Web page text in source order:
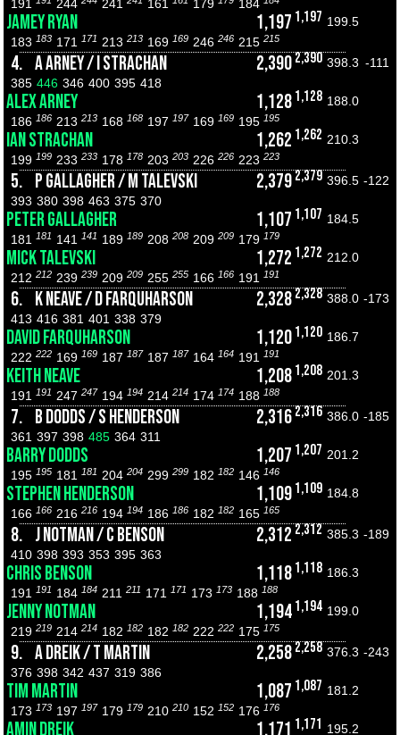
191
244 241 161 179 184
JAMEY RYAN 1,197 1,197 199.5
183 183 171 171 213 213 169 169 246 246 215 215
4. A ARNEY / I STRACHAN 2,3902,390 398.3 -111
385 446 346 400 395 418
ALEX ARNEY 1,128 1,128 188.0
186 186 213 213 168 168 197 197 169 169 195 195
IAN STRACHAN 1,262 1,262 210.3
199 199 233 233 178 178 203 203 226 226 223 223
5. P GALLAGHER / M TALEVSKI 2,3792,379 396.5 -122
393 380 398 463 375 370
PETER GALLAGHER 1,107 1,107 184.5
181
181 141 141 189 189 208 208 209 209 179 179
MICK TALEVSKI 1,272 1,272 212.0
212 212 239 239 209 209 255 255 166 166 191 191
6. K NEAVE / D FARQUHARSON 2,3282,328 388.0 -173
413 416 381 401 338 379
DAVID FARQUHARSON 1,120 1,120 186.7
222 222 169 169 187 187 187 187 164 164 191 191
KEITH NEAVE 1,208 1,208 201.3
191
191 247 247 194 194 214 214 174 174 188 188
7. B DODDS / S HENDERSON 2,3162,316 386.0 -185
361 397 398 485 364 311
BARRY DODDS 1,207 1,207 201.2
195 195 181 181 204 204 299 299 182 182 146 146
STEPHEN HENDERSON 1,109 1,109 184.8
166 166 216 216 194 194 186 186 182 182 165 165
8. J NOTMAN / C BENSON 2,312 2,312 385.3 -189
410 398 393 353 395 363
CHRIS BENSON 1,118 1,118 186.3
191
191 184 184 211 211 171 171 173 173 188 188
JENNY NOTMAN 1,194 1,194 199.0
219 219 214 214 182 182 182 182 222 222 175 175
9. A DREIK / T MARTIN 2,2582,258 376.3 -243
376 398 342 437 319 386
TIM MARTIN 1,087 1,087 181.2
173 173 197 197 179 179 210 210 152 152 176 176
AMIN DREIK 1,171 1,171 195.2